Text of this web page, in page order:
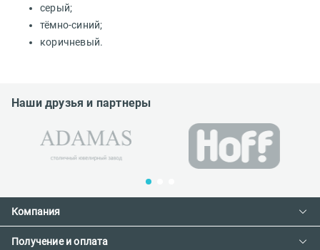
серый;
тёмно-синий;
коричневый.
Наши друзья и партнеры
Компания
Контакты
Получение и оплата